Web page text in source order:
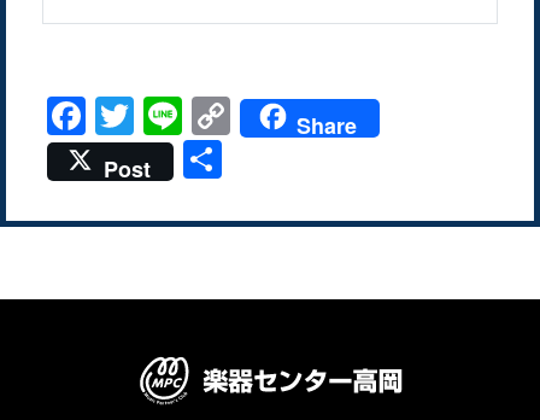
Facebook
Twitter
LineCopy
Link
Share
Post